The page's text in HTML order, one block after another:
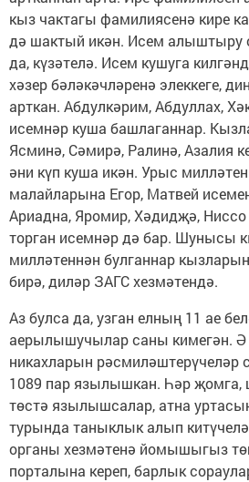
кыз чактагы фамилия­сенә кире
дә шактый икән. Исем алыштыру
да, күзәтелә. Исем кушуга
хәзер бәләкәчләренә элеккеге,
арткан. Абдулкәрим, Абдуллах,
исемнәр куша башлаганнар.
Ясминә, Сәмирә, Ралинә, Азалия
әни күп куша икән. Урыс
малайларына Егор, Матвей
Ариадна, Яромир, Хәдид­җә, Ниссо
торган исемнәр дә бар. Шунысы
милләтеннән булганнар
бирә, диләр ЗАГС хезмәтендә.
Аз булса да, узган елның 11 ае
аерылышучылар саны кимегән. Ә
никахларын рәсмиләштерүчеләр
1089 пар язылышкан. Һәр җомга,
төстә язылышсалар, атна
турында таныклык алып
органы хезмәтенә йомышыгыз
порталына кереп, барлык